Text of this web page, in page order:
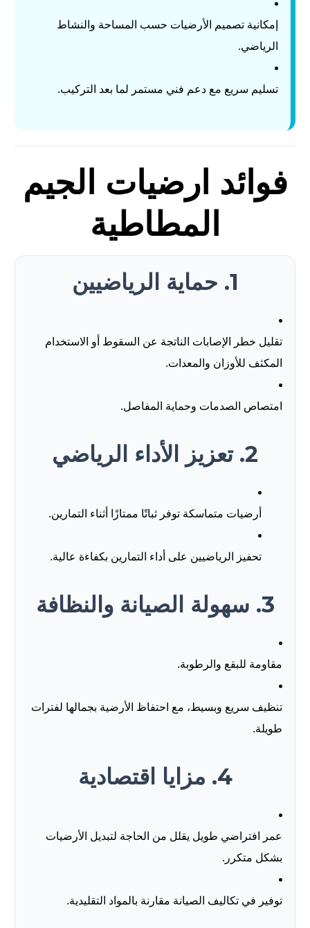
إمكانية تصميم الأرضيات حسب المساحة والنشاط
الرياضي.
تسليم سريع مع دعم فني مستمر لما بعد التركيب.
فوائد ارضيات الجيم
المطاطية
1. حماية الرياضيين
تقليل خطر الإصابات الناتجة عن السقوط أو الاستخدام
المكثف للأوزان والمعدات.
امتصاص الصدمات وحماية المفاصل.
2. تعزيز الأداء الرياضي
أرضيات متماسكة توفر ثباتًا ممتازًا أثناء التمارين.
تحفيز الرياضيين على أداء التمارين بكفاءة عالية.
3. سهولة الصيانة والنظافة
مقاومة للبقع والرطوبة.
تنظيف سريع وبسيط، مع احتفاظ الأرضية بجمالها لفترات
طويلة.
4. مزايا اقتصادية
عمر افتراضي طويل يقلل من الحاجة لتبديل الأرضيات
بشكل متكرر.
توفير في تكاليف الصيانة مقارنة بالمواد التقليدية.